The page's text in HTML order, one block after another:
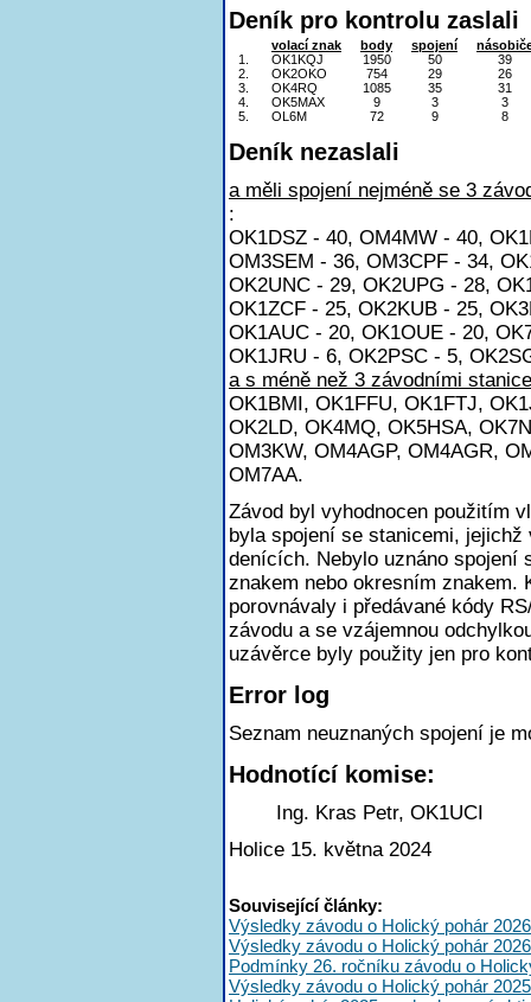
Deník pro kontrolu zaslali
volací znak body spojení
1.
OK1KQJ 1950 50
39
2.
OK2OKO 754 29
26
3.
OK4RQ 1085 35
31
4.
OK5MAX 9 3
3
5.
OL6M 72 9 8
Deník nezaslali
a měli spojení nejméně se 3
:
OK1DSZ - 40, OM4MW - 40,
OM3SEM - 36, OM3CPF - 34,
OK2UNC - 29, OK2UPG - 28,
OK1ZCF - 25, OK2KUB - 25,
OK1AUC - 20, OK1OUE - 20,
OK1JRU - 6, OK2PSC - 5,
a s méně než 3 závodními
OK1BMI, OK1FFU, OK1FTJ,
OK2LD, OK4MQ, OK5HSA,
OM3KW, OM4AGP, OM4AGR,
OM7AA.
Závod byl vyhodnocen použitím
byla spojení se stanicemi,
denících. Nebylo uznáno spojení
znakem nebo okresním znakem.
porovnávaly i předávané kódy
závodu a se vzájemnou
uzávěrce byly použity jen pro
Error log
Seznam neuznaných spojení je
Hodnotící komise:
Ing. Kras Petr, OK1UCI
Holice 15. května 2024
Související články:
Výsledky závodu o Holický pohár
Výsledky závodu o Holický pohár 2026
Podmínky 26. ročníku závodu o
Výsledky závodu o Holický pohár 2025